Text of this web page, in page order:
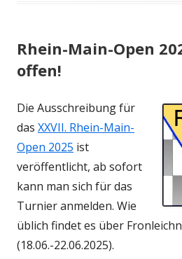
Rhein-Main-Open
offen!
Die Ausschreibung für
das XXVII. Rhein-Main-
Open 2025 ist
veröffentlicht, ab sofort
kann man sich für das
Turnier anmelden. Wie
üblich findet es über
(18.06.-22.06.2025).